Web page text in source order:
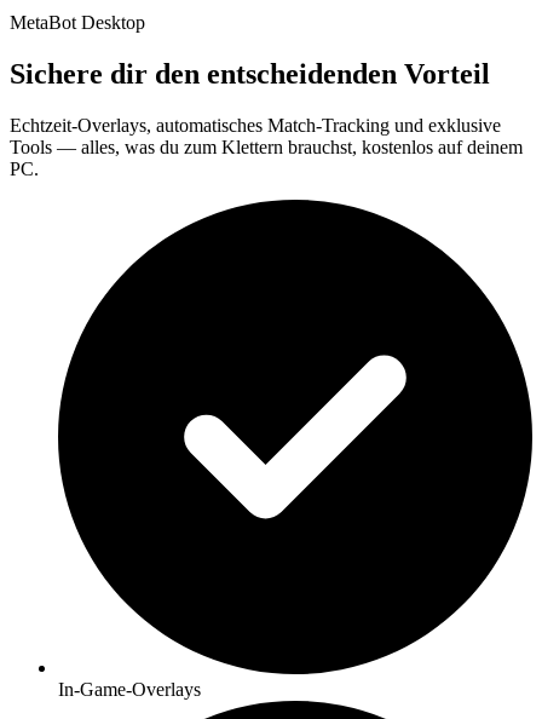
MetaBot Desktop
Sichere dir den entscheidenden Vorteil
Echtzeit-Overlays, automatisches Match-Tracking und exklusive
Tools — alles, was du zum Klettern brauchst, kostenlos auf deinem
PC.
In-Game-Overlays